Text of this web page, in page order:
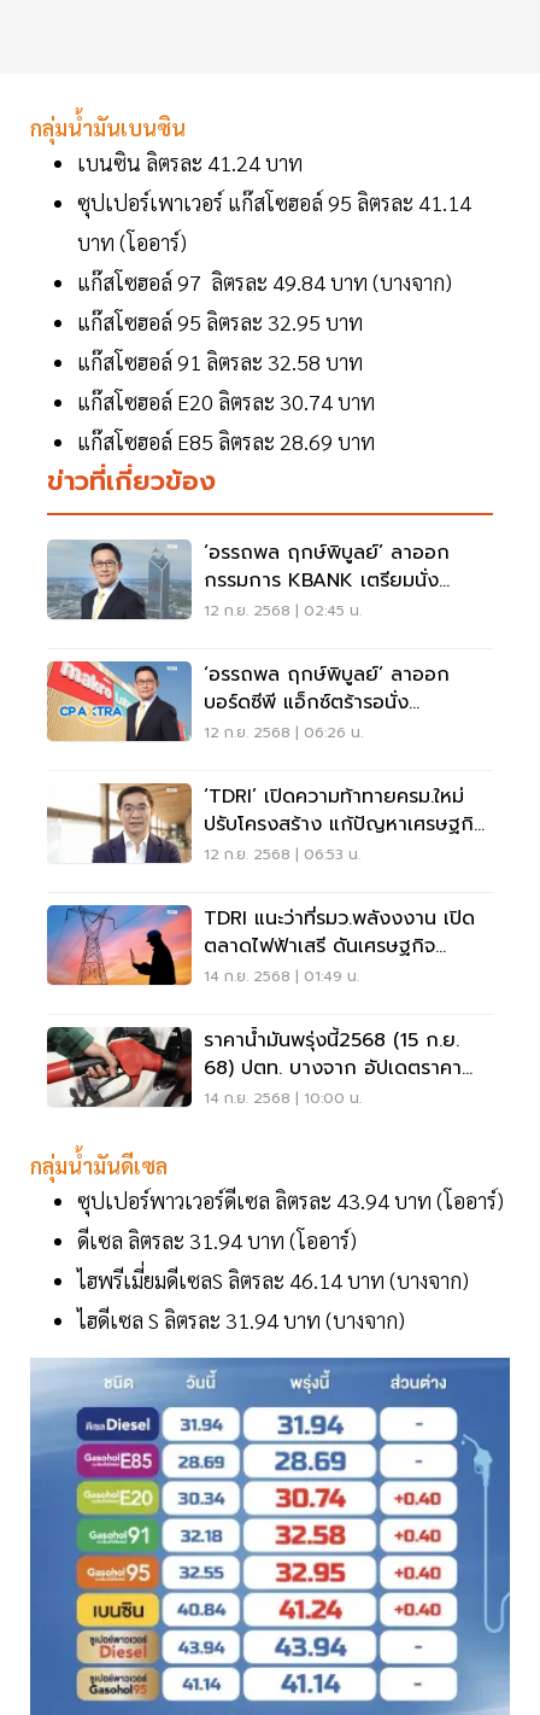
กลุ่มน้ำมันเบนซิน
เบนซิน ลิตรละ 41.24 บาท
ซุปเปอร์เพาเวอร์ แก๊สโซฮอล์ 95 ลิตรละ 41.14
บาท (โออาร์)
แก๊สโซฮอล์ 97 ลิตรละ 49.84 บาท (บางจาก)
แก๊สโซฮอล์ 95 ลิตรละ 32.95 บาท
แก๊สโซฮอล์ 91 ลิตรละ 32.58 บาท
แก๊สโซฮอล์ E20 ลิตรละ 30.74 บาท
แก๊สโซฮอล์ E85 ลิตรละ 28.69 บาท
ข่าวที่เกี่ยวข้อง
‘อรรถพล ฤกษ์พิบูลย์’ ลาออก
กรรมการ KBANK เตรียมนั่ง
‘รมว.พลังงาน’
12 ก.ย. 2568 | 02:45 น.
‘อรรถพล ฤกษ์พิบูลย์’ ลาออก
บอร์ดซีพี แอ็กซ์ตร้ารอนั่ง
รมว.พลังงาน
12 ก.ย. 2568 | 06:26 น.
‘TDRI’ เปิดความท้าทายครม.ใหม่
ปรับโครงสร้าง แก้ปัญหาเศรษฐกิจ
ระยะยาว
12 ก.ย. 2568 | 06:53 น.
TDRI แนะว่าที่รมว.พลังงงาน เปิด
ตลาดไฟฟ้าเสรี ดันเศรษฐกิจ
ฐานราก
14 ก.ย. 2568 | 01:49 น.
ราคาน้ำมันพรุ่งนี้2568 (15 ก.ย.
68) ปตท. บางจาก อัปเดตราคา
ล่าสุด
14 ก.ย. 2568 | 10:00 น.
กลุ่มน้ำมันดีเซล
ซุปเปอร์พาวเวอร์ดีเซล ลิตรละ 43.94 บาท (โออาร์)
ดีเซล ลิตรละ 31.94 บาท (โออาร์)
ไฮพรีเมี่ยมดีเซลS ลิตรละ 46.14 บาท (บางจาก)
ไฮดีเซล S ลิตรละ 31.94 บาท (บางจาก)